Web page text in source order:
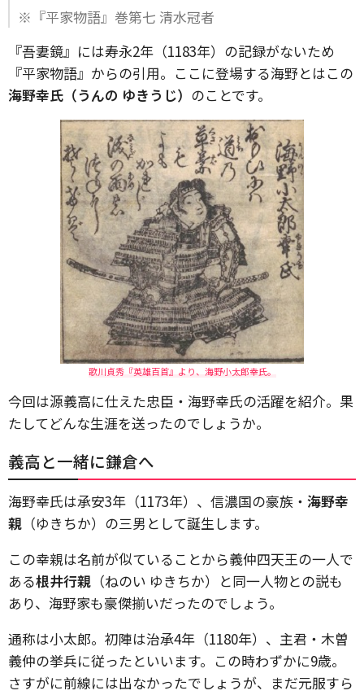
※『平家物語』巻第七 清水冠者
『吾妻鏡』には寿永2年（1183年）の記録がないため
『平家物語』からの引用。ここに登場する海野とはこの
海野幸氏（うんの ゆきうじ） のことです。
歌川貞秀『英雄百首』より、海野小太郎幸氏。
今回は源義高に仕えた忠臣・海野幸氏の活躍を紹介。果
たしてどんな生涯を送ったのでしょうか。
義高と一緒に鎌倉へ
海野幸氏は承安3年（1173年）、信濃国の豪族・ 海野幸
親 （ゆきちか）の三男として誕生します。
この幸親は名前が似ていることから義仲四天王の一人で
ある根井行親 （ねのい ゆきちか）と同一人物との説も
あり、海野家も豪傑揃いだったのでしょう。
通称は小太郎。初陣は治承4年（1180年）、主君・木曽
義仲の挙兵に従ったといいます。この時わずかに9歳。
さすがに前線には出なかったでしょうが、まだ元服すら